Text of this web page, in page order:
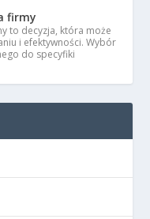
firmy
to decyzja, która może
i efektywności. Wybór
do specyfiki